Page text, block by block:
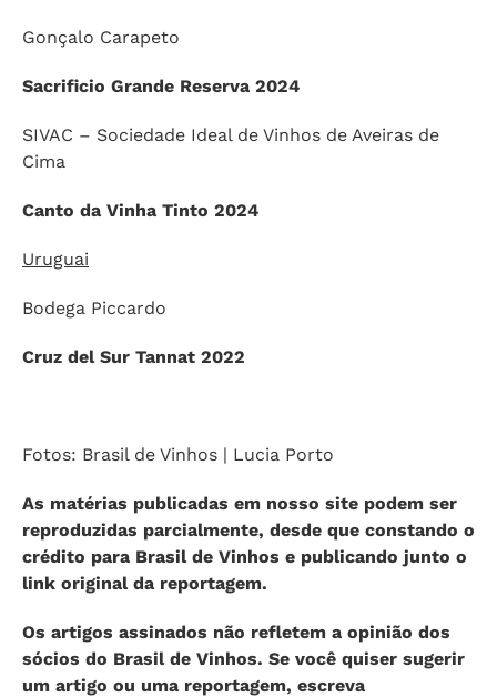
Gonçalo Carapeto
Sacrificio Grande Reserva 2024
SIVAC – Sociedade Ideal de Vinhos de Aveiras de
Cima
Canto da Vinha Tinto 2024
Uruguai
Bodega Piccardo
Cruz del Sur Tannat 2022
Fotos: Brasil de Vinhos | Lucia Porto
As matérias publicadas em nosso site podem ser
reproduzidas parcialmente, desde que constando o
crédito para Brasil de Vinhos e publicando junto o
link original da reportagem.
Os artigos assinados não refletem a opinião dos
sócios do Brasil de Vinhos. Se você quiser sugerir
um artigo ou uma reportagem, escreva